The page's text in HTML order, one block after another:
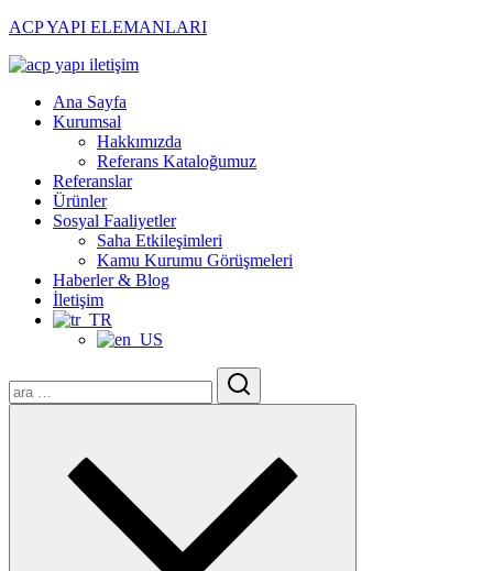
ACP YAPI ELEMANLARI
Menu
Ana Sayfa
Kurumsal
Hakkımızda
Referans Kataloğumuz
Referanslar
Ürünler
Sosyal Faaliyetler
Saha Etkileşimleri
Kamu Kurumu Görüşmeleri
Haberler & Blog
İletişim